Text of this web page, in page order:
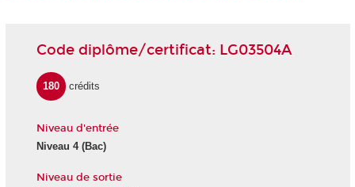
Code diplôme/certificat: LG03504A
180 crédits
Niveau d'entrée
Niveau 4(Bac)
Niveau de sortie